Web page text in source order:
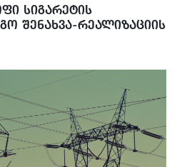
ᲡᲘᲒᲐᲠᲔᲢᲘᲡ
ᲨᲔᲜᲐᲮᲕᲐ-ᲠᲔᲐᲚᲘᲖᲐᲪᲘᲘᲡ